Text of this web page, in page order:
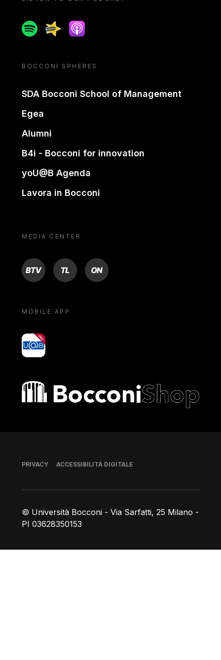
SpotifySpreakerApple podcast
BOCCONI SPHERES
SDA Bocconi School of Management
Egea
Alumni
B4i - Bocconi for innovation
yoU@B Agenda
Lavora in Bocconi
MEDIA CENTER
BTV TL ON
MOBILE APP
yoU@B
Bocconi shop
© Università Bocconi - Via Sarfatti, 25 Milano -
PI 03628350153
Piè di pagina
PRIVACY ACCESSIBILITÀ DIGITALE